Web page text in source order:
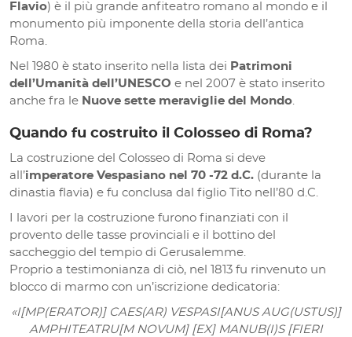
Flavio) è il più grande anfiteatro romano al mondo e il
monumento più imponente della storia dell’antica
Roma.
Nel 1980 è stato inserito nella lista dei Patrimoni
dell’Umanità dell’UNESCO e nel 2007 è stato inserito
anche fra le Nuove sette meraviglie del Mondo.
Quando fu costruito il Colosseo di Roma?
La costruzione del Colosseo di Roma si deve
all’imperatore Vespasiano nel 70 -72 d.C. (durante la
dinastia flavia) e fu conclusa dal figlio Tito nell’80 d.C.
I lavori per la costruzione furono finanziati con il
provento delle tasse provinciali e il bottino del
saccheggio del tempio di Gerusalemme.
Proprio a testimonianza di ciò, nel 1813 fu rinvenuto un
blocco di marmo con un’iscrizione dedicatoria:
«I[MP(ERATOR)] CAES(AR) VESPASI[ANUS AUG(USTUS)]
AMPHITEATRU[M NOVUM] [EX] MANUB(I)S [FIERI